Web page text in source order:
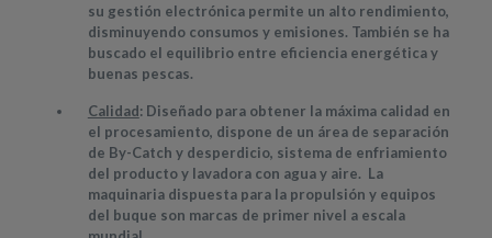
su gestión electrónica permite un alto rendimiento,
disminuyendo consumos y emisiones. También se ha
buscado el equilibrio entre eficiencia energética y
buenas pescas.
Calidad: Diseñado para obtener la máxima calidad en
el procesamiento, dispone de un área de separación
de By-Catch y desperdicio, sistema de enfriamiento
del producto y lavadora con agua y aire. La
maquinaria dispuesta para la propulsión y equipos
del buque son marcas de primer nivel a escala